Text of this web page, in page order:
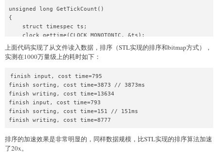
unsigned long GetTickCount()
{
    return (ts.tv_sec * 1000 + ts.tv_nsec / 1000000);
}
    vector<int> v;
    ifstream ifile;
    ifile.open("./input.txt");
    string line;
    unsigned long begin_time = GetTickCount();
    while(getline(ifile, line)) {
    }
    unsigned long end_time = GetTickCount();
上面代码实现了从文件读入数据，排序（STL实现的排序和bitmap方式），
实测在1000万量级上的耗时如下：
finish input, cost time=795
finish sorting, cost time=3873 // 3873ms
finish writing, cost time=13634
finish input, cost time=793
finish sorting, cost time=151 // 151ms
排序的加速效果是非常明显的，同样数据规模，比STL实现的排序算法加速
了20x。